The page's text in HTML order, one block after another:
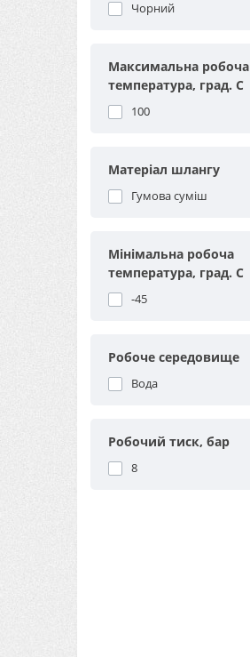
Чорний
Максимальна робоча
температура, град. С
100
Матеріал шлангу
Гумова суміш
Мінімальна робоча
температура, град. С
-45
Робоче середовище
Вода
Робочий тиск, бар
8